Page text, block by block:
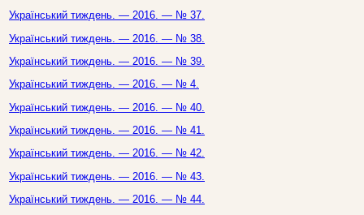
Український тиждень. — 2016. — № 37.
Український тиждень. — 2016. — № 38.
Український тиждень. — 2016. — № 39.
Український тиждень. — 2016. — № 4.
Український тиждень. — 2016. — № 40.
Український тиждень. — 2016. — № 41.
Український тиждень. — 2016. — № 42.
Український тиждень. — 2016. — № 43.
Український тиждень. — 2016. — № 44.